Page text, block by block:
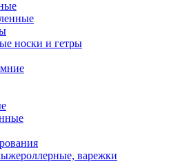
носки и гетры
варежки